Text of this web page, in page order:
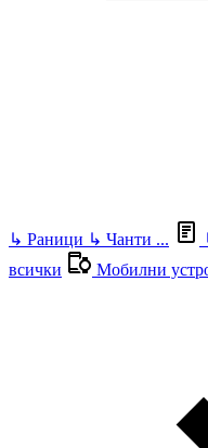
↳ Раници ↳ Чанти ...
всички
Мобилни